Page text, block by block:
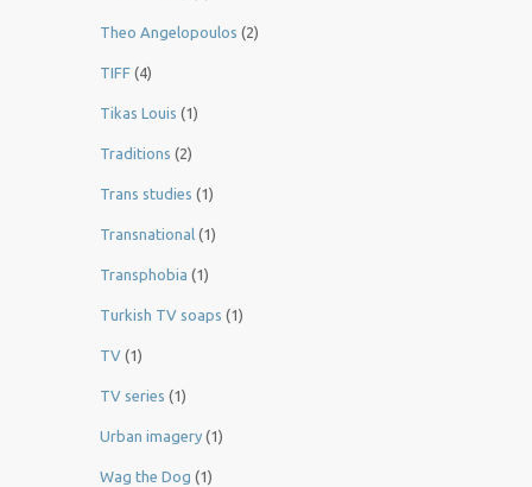
Theo Angelopoulos (2)
TIFF (4)
Tikas Louis (1)
Traditions (2)
Trans studies (1)
Transnational (1)
Transphobia (1)
Turkish TV soaps (1)
TV (1)
TV series (1)
Urban imagery (1)
Wag the Dog (1)